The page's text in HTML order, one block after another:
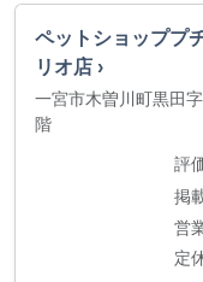
ペットショッププ
リオ店 ›
一宮市木曽川町黒田
階
評
掲
営
定